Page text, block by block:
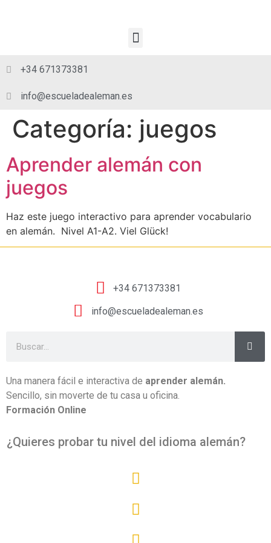
+34 671373381
info@escueladealeman.es
Categoría: juegos
Aprender alemán con
juegos
Haz este juego interactivo para aprender vocabulario
en alemán. Nivel A1-A2. Viel Glück!
+34 671373381
info@escueladealeman.es
Una manera fácil e interactiva de aprender alemán.
Sencillo, sin moverte de tu casa u oficina.
Formación Online
¿Quieres probar tu nivel del idioma alemán?